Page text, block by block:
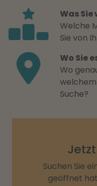
Was Sie
Welche
Sie von
Wo Sie
Wo
welchem
Suche?
Suchen Sie
geöffnet